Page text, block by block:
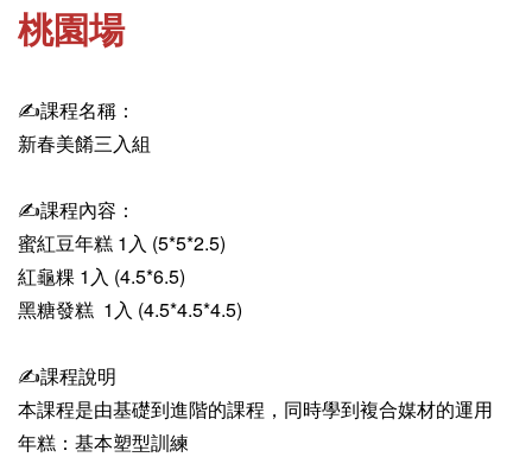
桃園場
✍️課程名稱：
新春美餚三入組
✍️課程內容：
蜜紅豆年糕 1入 (5*5*2.5)
紅龜粿 1入 (4.5*6.5)
黑糖發糕 1入 (4.5*4.5*4.5)
✍️課程說明
本課程是由基礎到進階的課程，同時學到複合媒材的運用
年糕：基本塑型訓練